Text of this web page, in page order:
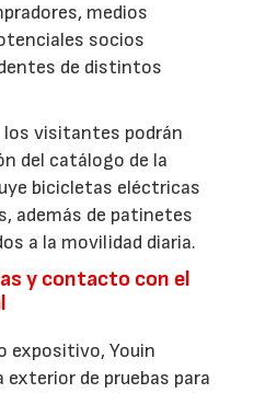
medios
socios
de distintos
visitantes podrán
del catálogo de la
bicicletas eléctricas
además de patinetes
a la movilidad diaria.
y contacto con el
expositivo, Youin
de pruebas para